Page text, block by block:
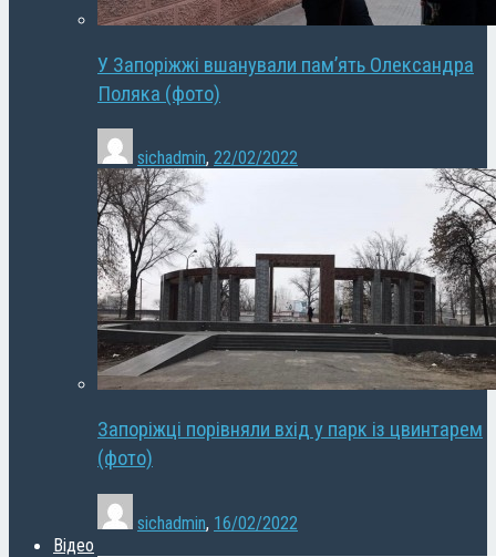
У Запоріжжі вшанували пам’ять Олександра
Поляка (фото)
sichadmin, 22/02/2022
Запоріжці порівняли вхід у парк із цвинтарем
(фото)
sichadmin, 16/02/2022
Відео